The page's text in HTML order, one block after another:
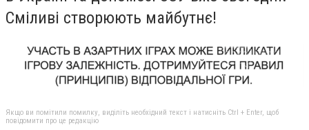
Сміливі створюють майбутнє!
Якщо ви помітили помилку, виділіть необхідний текст і натисніть Ctrl + Enter, щоб
повідомити про це редакцію